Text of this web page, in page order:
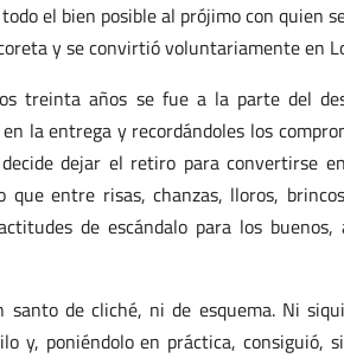
el bien posible al prójimo con quien
y se convirtió voluntariamente en
treinta años se fue a la parte del
la entrega y recordándoles los
dejar el retiro para convertirse
entre risas, chanzas, lloros,
de escándalo para los
de cliché, ni de esquema. Ni
y, poniéndolo en práctica, consiguió,